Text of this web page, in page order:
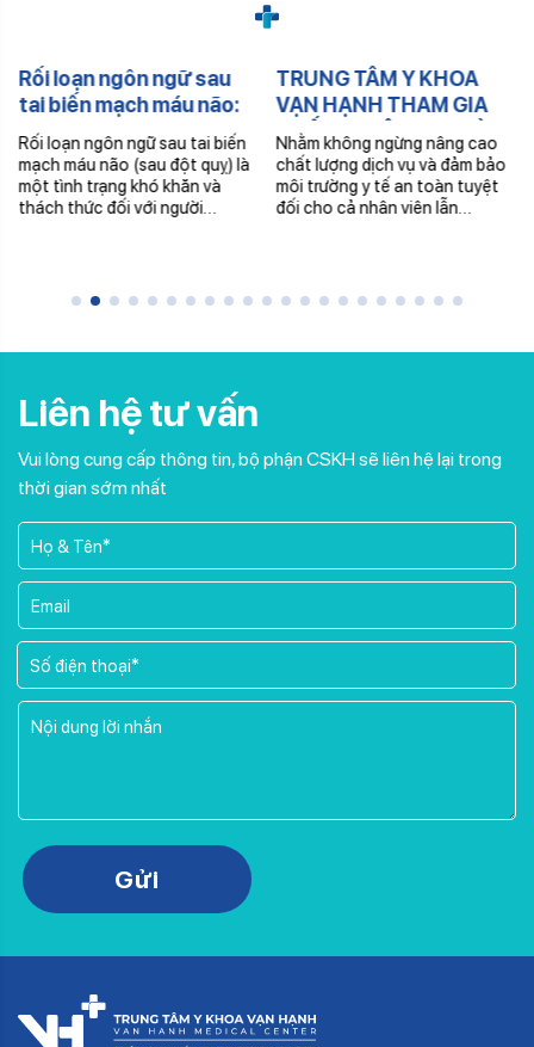
Rối loạn ngôn ngữ sau
tai biến mạch máu não:
Nguyên nhân, triệu
chứng & bài tập phục hồi
Rối loạn ngôn ngữ sau tai biến
mạch máu não (sau đột quỵ) là
một tình trạng khó khăn và
thách thức đối với người…
TRUNG TÂM Y KHOA
VẠN HẠNH THAM GIA
HUẤN LUYỆN AN TOÀN,
VỆ SINH LAO ĐỘNG
Nhằm không ngừng nâng cao
chất lượng dịch vụ và đảm bảo
môi trường y tế an toàn tuyệt
đối cho cả nhân viên lẫn…
Liên hệ tư vấn
Vui lòng cung cấp thông tin, bộ phận CSKH sẽ liên hệ lại trong
thời gian sớm nhất
Please leave this field empty.
Gửi